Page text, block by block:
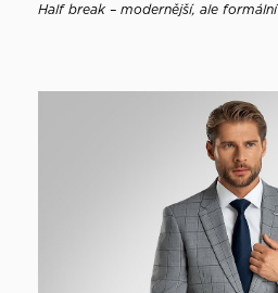
Half break – modernější, ale formální